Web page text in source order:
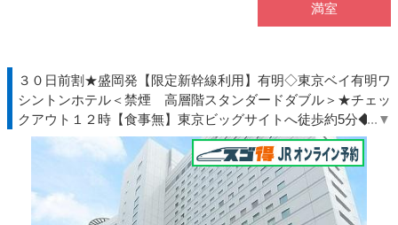
満室
３０日前割★盛岡発【限定新幹線利用】有明◇東京ベイ有明ワ
シントンホテル＜禁煙 高層階スタンダードダブル＞★チェッ
クアウト１２時【食事無】東京ビッグサイトへ徒歩約5分◆Ｔ
ＤＲ夏◇ＪＲきっぷ駅受取